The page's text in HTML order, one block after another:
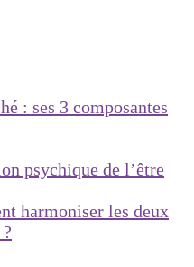
: ses 3 composantes
psychique de l’être
harmoniser les deux